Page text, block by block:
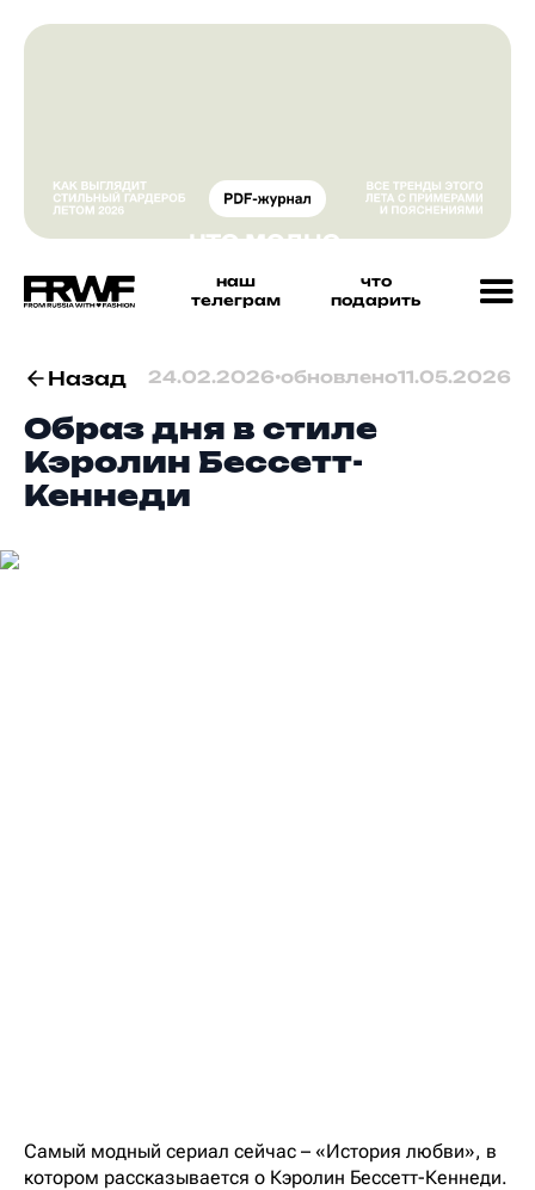
наш
телеграм
что
подарить
Назад 24.02.2026•обновлено11.05.2026
Образ дня в стиле
Кэролин Бессетт-
Кеннеди
Самый модный сериал сейчас – «История любви», в
котором рассказывается о Кэролин Бессетт-Кеннеди.